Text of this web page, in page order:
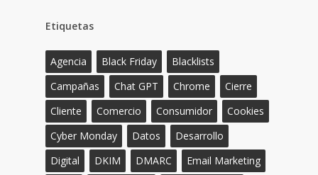
Etiquetas
Agencia Black Friday
Blacklists
Campañas
Chat GPT Chrome
Cierre
Cliente
Comercio Consumidor
Cookies
Cyber Monday
Datos
Desarrollo
Digital
DKIM DMARC
Email Marketing